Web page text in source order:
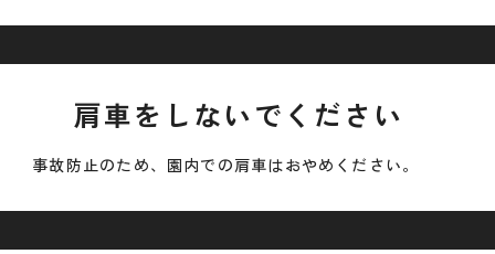
肩車をしないでください
事故防止のため、園内での肩車はおやめください。